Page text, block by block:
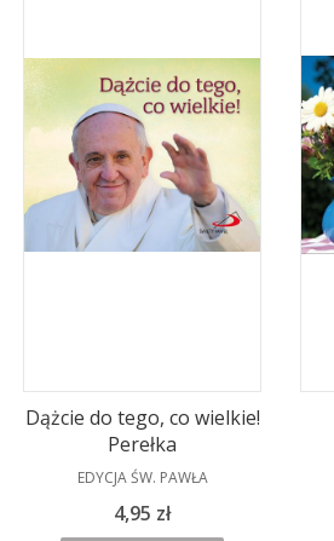
Dążcie do tego, co wielkie!
Perełka
PRODUCENT
EDYCJA ŚW. PAWŁA
Cena
4,95 zł